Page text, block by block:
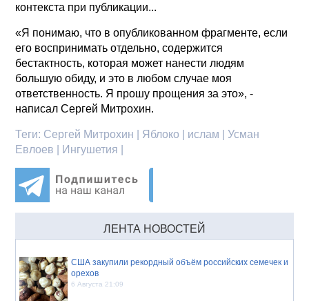
контекста при публикации...
«Я понимаю, что в опубликованном фрагменте, если
его воспринимать отдельно, содержится
бестактность, которая может нанести людям
большую обиду, и это в любом случае моя
ответственность. Я прошу прощения за это», -
написал Сергей Митрохин.
Теги: Сергей Митрохин | Яблоко | ислам | Усман
Евлоев | Ингушетия |
ЛЕНТА НОВОСТЕЙ
США закупили рекордный объём российских семечек и
орехов
6 Августа 21:09